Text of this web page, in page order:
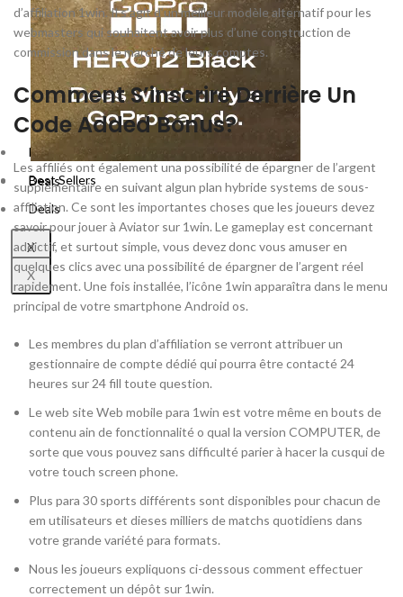
Best Sellers
Deals
X
Best Sellers
Deals
X
d’affiliation 1win. Il s’agit d’un meilleur modèle alternatif pour les
webmasters qui souhaitent avoir plus d’une construction de
commission dans le marché de leurs comptes.
Comment S’inscrire Derrière Un
Code Added Bonus?
Les affiliés ont également una possibilité de épargner de l’argent
supplémentaire en suivant algun plan hybride systems de sous-
affiliation. Ce sont les importantes choses que les joueurs devez
savoir pour jouer à Aviator sur 1win. Le gameplay est concernant
addictif, et surtout simple, vous devez donc vous amuser en
quelques clics avec una possibilité de épargner de l’argent réel
rapidement. Une fois installée, l’icône 1win apparaîtra dans le menu
principal de votre smartphone Android os.
Les membres du plan d’affiliation se verront attribuer un
gestionnaire de compte dédié qui pourra être contacté 24
heures sur 24 fill toute question.
Le web site Web mobile para 1win est votre même en bouts de
contenu ain de fonctionnalité o qual la version COMPUTER, de
sorte que vous pouvez sans difficulté parier à hacer la cusqui de
votre touch screen phone.
Plus para 30 sports différents sont disponibles pour chacun de
em utilisateurs et dieses milliers de matchs quotidiens dans
votre grande variété para formats.
Nous les joueurs expliquons ci-dessous comment effectuer
correctement un dépôt sur 1win.